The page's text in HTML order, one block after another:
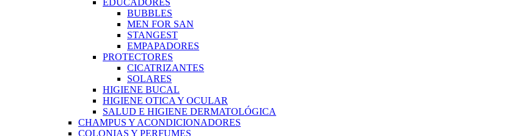
EDUCADORES
BUBBLES
MEN FOR SAN
STANGEST
EMPAPADORES
PROTECTORES
CICATRIZANTES
SOLARES
HIGIENE BUCAL
HIGIENE OTICA Y OCULAR
SALUD E HIGIENE DERMATOLÓGICA
CHAMPUS Y ACONDICIONADORES
COLONIAS Y PERFUMES